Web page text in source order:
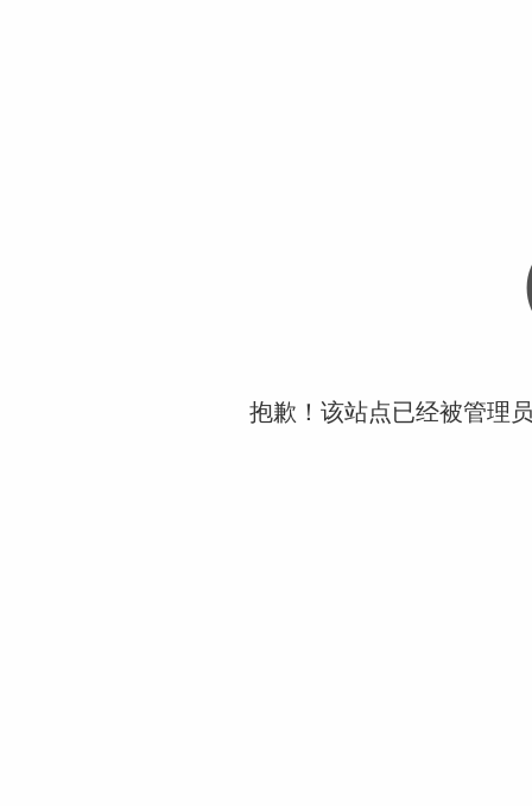
抱歉！该站点已经被管理